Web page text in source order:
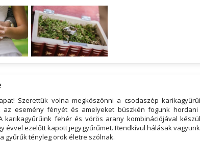
Szerettük volna megköszönni a csodaszép
az esemény fényét és amelyeket büszkén fogunk
karikagyűrűink fehér és vörös arany kombinációjával
évvel ezelőtt kapott jegygyűrűmet. Rendkívül hálásak
gyűrűk tényleg örök életre szólnak.